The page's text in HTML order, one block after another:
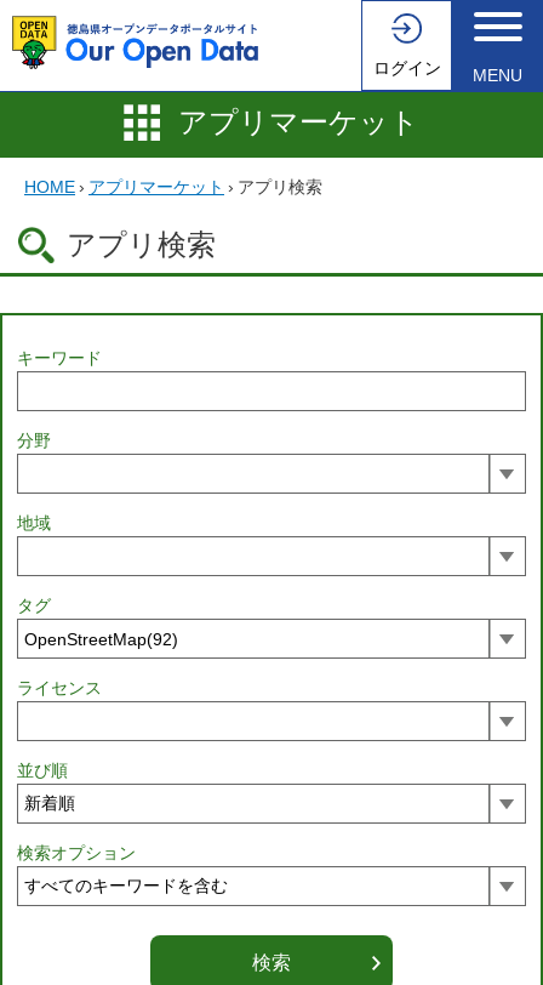
ログイン MENU
アプリマーケット
HOME› アプリマーケット › アプリ検索
アプリ検索
キーワード
分野
地域
タグ
ライセンス
並び順
検索オプション